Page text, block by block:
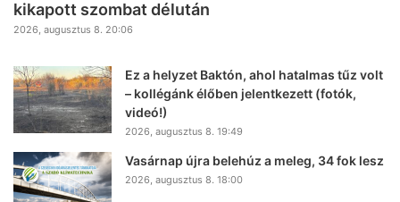
kikapott szombat délután
2026, augusztus 8. 20:06
Ez a helyzet Baktón, ahol hatalmas tűz volt
– kollégánk élőben jelentkezett (fotók,
videó!)
2026, augusztus 8. 19:49
Vasárnap újra belehúz a meleg, 34 fok lesz
2026, augusztus 8. 18:00